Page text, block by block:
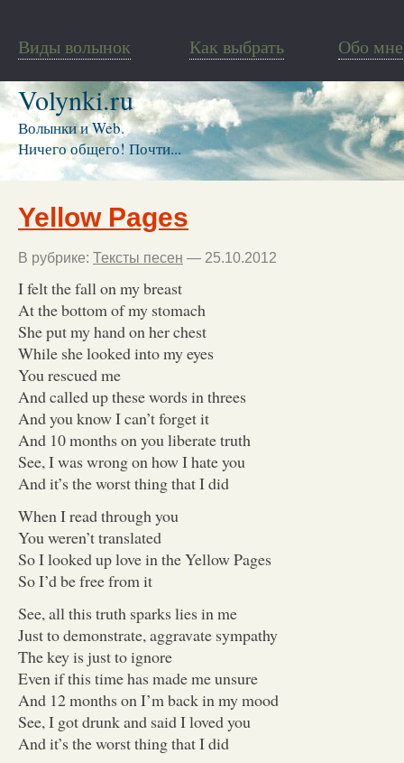
Виды волынок Как выбрать Обо мне
Volynki.ru
Волынки и Web.
Ничего общего! Почти...
Yellow Pages
В рубрике: Тексты песен — 25.10.2012
I felt the fall on my breast
At the bottom of my stomach
She put my hand on her chest
While she looked into my eyes
You rescued me
And called up these words in threes
And you know I can’t forget it
And 10 months on you liberate truth
See, I was wrong on how I hate you
And it’s the worst thing that I did
When I read through you
You weren’t translated
So I looked up love in the Yellow Pages
So I’d be free from it
See, all this truth sparks lies in me
Just to demonstrate, aggravate sympathy
The key is just to ignore
Even if this time has made me unsure
And 12 months on I’m back in my mood
See, I got drunk and said I loved you
And it’s the worst thing that I did